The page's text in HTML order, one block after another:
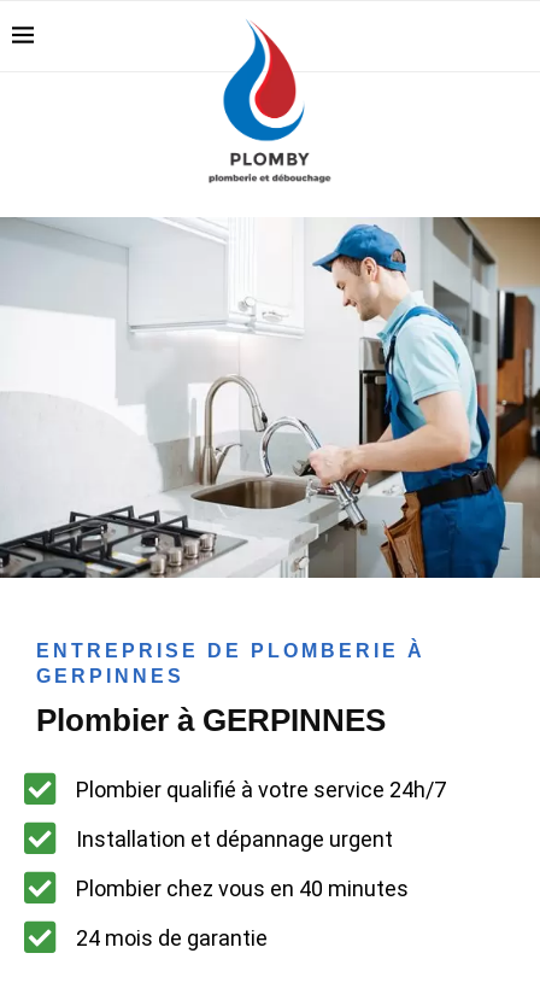
ENTREPRISE DE PLOMBERIE À
GERPINNES
Plombier à GERPINNES
Plombier qualifié à votre service 24h/7
Installation et dépannage urgent
Plombier chez vous en 40 minutes
24 mois de garantie